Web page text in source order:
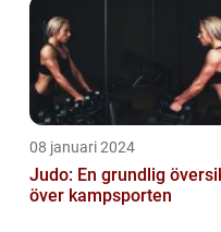
08 januari 2024
Judo: En grundlig
över kampsporten